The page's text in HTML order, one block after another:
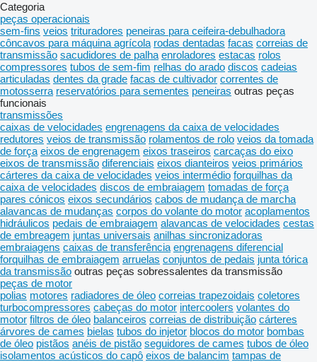
Categoria
peças operacionais
sem-fins veios trituradores peneiras para ceifeira-debulhadora
côncavos para máquina agrícola rodas dentadas facas correias de
transmissão sacudidores de palha enroladores estacas rolos
compressores tubos de sem-fim relhas do arado discos cadeias
articuladas dentes da grade facas de cultivador correntes de
motosserra reservatórios para sementes peneiras outras peças
funcionais
transmissões
caixas de velocidades engrenagens da caixa de velocidades
redutores veios de transmissão rolamentos de rolo veios da tomada
de força eixos de engrenagem eixos traseiros carcaças do eixo
eixos de transmissão diferenciais eixos dianteiros veios primários
cárteres da caixa de velocidades veios intermédio forquilhas da
caixa de velocidades discos de embraiagem tomadas de força
pares cónicos eixos secundários cabos de mudança de marcha
alavancas de mudanças corpos do volante do motor acoplamentos
hidráulicos pedais de embraiagem alavancas de velocidades cestas
de embreagem juntas universais anilhas sincronizadoras
embraiagens caixas de transferência engrenagens diferencial
forquilhas de embraiagem arruelas conjuntos de pedais junta tórica
da transmissão outras peças sobressalentes da transmissão
peças de motor
polias motores radiadores de óleo correias trapezoidais coletores
turbocompressores cabeças do motor intercoolers volantes do
motor filtros de óleo balanceiros correias de distribuição cárteres
árvores de cames bielas tubos do injetor blocos do motor bombas
de óleo pistãos anéis de pistão seguidores de cames tubos de óleo
isolamentos acústicos do capô eixos de balancim tampas de